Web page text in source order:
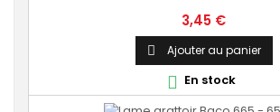
Prix
3,45 €
 Ajouter au panier
 En stock